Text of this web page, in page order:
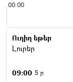
00:00
Ուղիղ եթեր
Լուրեր
09:00 5 ր